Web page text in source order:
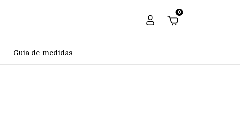
0
Guia de medidas